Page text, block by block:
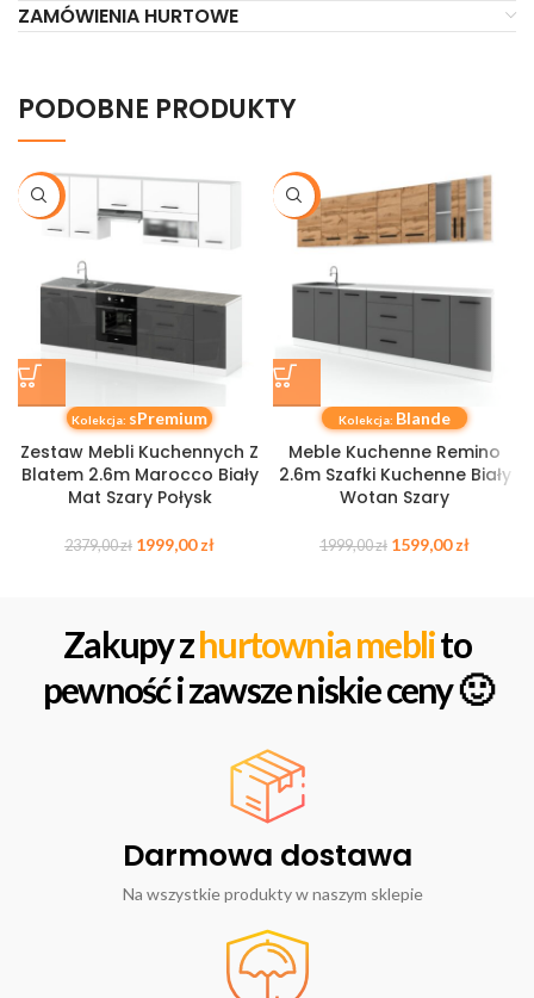
ZAMÓWIENIA HURTOWE
PODOBNE PRODUKTY
-16%
Kolekcja: sPremium
Zestaw Mebli Kuchennych Z
Blatem 2.6m Marocco Biały
Mat Szary Połysk
2379,00zł 1999,00zł
-20%
Kolekcja: Blande
Meble Kuchenne Remino
2.6m Szafki Kuchenne Biały
Wotan Szary
1999,00zł 1599,00zł
Zakupy zhurtownia meblito
pewność i zawsze niskie ceny 🙂
Darmowa dostawa
Na wszystkie produkty w naszym sklepie